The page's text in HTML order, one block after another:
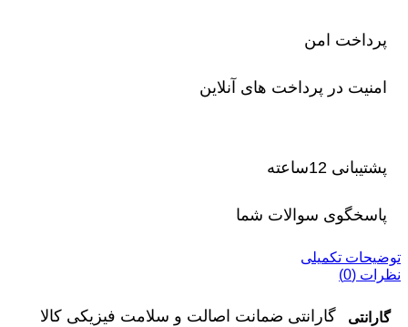
پرداخت امن
امنیت در پرداخت های آنلاین
پشتیبانی 12ساعته
پاسخگوی سوالات شما
توضیحات تکمیلی
نظرات (0)
گارانتی گارانتی ضمانت اصالت و سلامت فیزیکی کالا